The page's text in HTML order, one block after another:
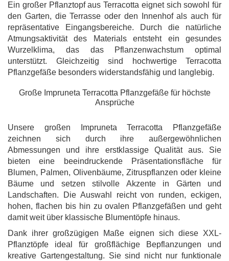
Ein großer Pflanztopf aus Terracotta eignet sich sowohl für
den Garten, die Terrasse oder den Innenhof als auch für
repräsentative Eingangsbereiche. Durch die natürliche
Atmungsaktivität des Materials entsteht ein gesundes
Wurzelklima, das das Pflanzenwachstum optimal
unterstützt. Gleichzeitig sind hochwertige Terracotta
Pflanzgefäße besonders widerstandsfähig und langlebig.
Große Impruneta Terracotta Pflanzgefäße für höchste
Ansprüche
Unsere großen Impruneta Terracotta Pflanzgefäße
zeichnen sich durch ihre außergewöhnlichen
Abmessungen und ihre erstklassige Qualität aus. Sie
bieten eine beeindruckende Präsentationsfläche für
Blumen, Palmen, Olivenbäume, Zitruspflanzen oder kleine
Bäume und setzen stilvolle Akzente in Gärten und
Landschaften. Die Auswahl reicht von runden, eckigen,
hohen, flachen bis hin zu ovalen Pflanzgefäßen und geht
damit weit über klassische Blumentöpfe hinaus.
Dank ihrer großzügigen Maße eignen sich diese XXL-
Pflanztöpfe ideal für großflächige Bepflanzungen und
kreative Gartengestaltung. Sie sind nicht nur funktionale